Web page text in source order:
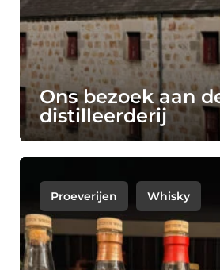
Ons bezoek aan
distilleerderij
Proeverijen Whisky